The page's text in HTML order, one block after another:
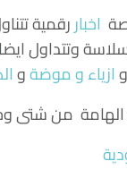
اخباررقمية
وتتداول ايضا
وازياء و موضةو
الهامة من شتى